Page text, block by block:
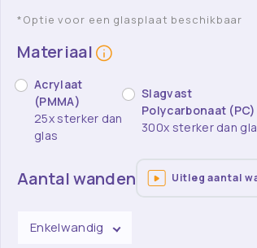
*Optie voor een glasplaat beschikbaar
Materiaal
Acrylaat
(PMMA)
25x sterker dan
glas
Slagvast
Polycarbonaat (PC)
300x sterker dan
Aantal wanden Uitleg aantal
Enkelwandig